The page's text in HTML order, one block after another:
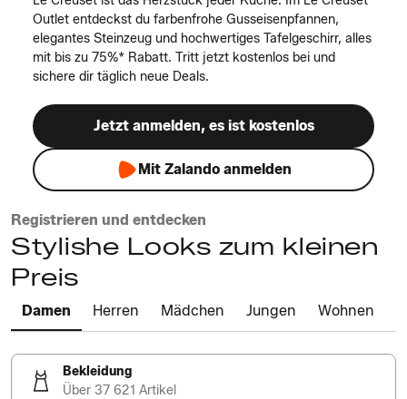
Outlet entdeckst du farbenfrohe Gusseisenpfannen,
elegantes Steinzeug und hochwertiges Tafelgeschirr, alles
mit bis zu 75%* Rabatt. Tritt jetzt kostenlos bei und
sichere dir täglich neue Deals.
Jetzt anmelden, es ist kostenlos
Mit Zalando anmelden
Registrieren und entdecken
Stylishe Looks zum kleinen
Preis
Damen Herren Mädchen Jungen Wohnen
Bekleidung
Über 37 621 Artikel